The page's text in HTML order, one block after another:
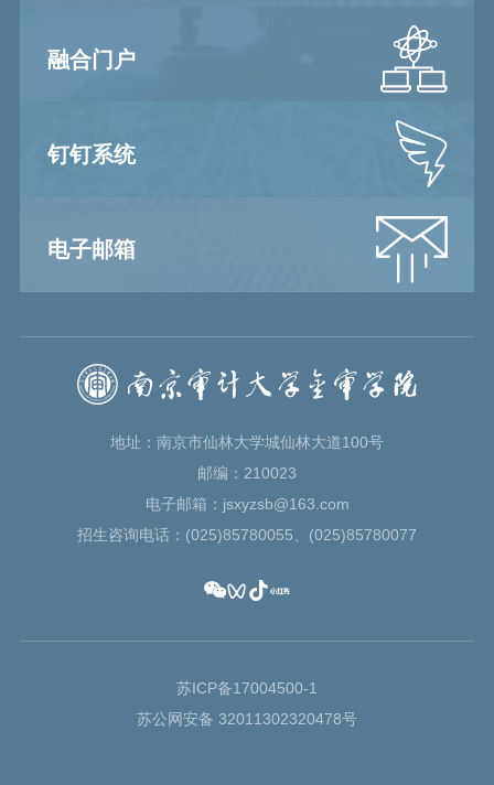
融合门户
钉钉系统
电子邮箱
地址：南京市仙林大学城仙林大道100号
邮编：210023
电子邮箱：jsxyzsb@163.com
招生咨询电话：(025)85780055、(025)85780077
苏ICP备17004500-1
苏公网安备 32011302320478号